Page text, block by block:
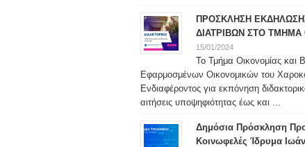
ΠΡΟΣΚΛΗΣΗ
ΔΙΑΤΡΙΒΩΝ ΣΤΟ ΤΜΗΜΑ
15/01/2024
Το Τμήμα Οικονομίας και
Εφαρμοσμένων Οικονομικών του
Ενδιαφέροντος για εκπόνηση
αιτήσεις υποψηφιότητας έως και ...
Δημόσια Πρόσκληση
Κοινωφελές Ίδρυμα